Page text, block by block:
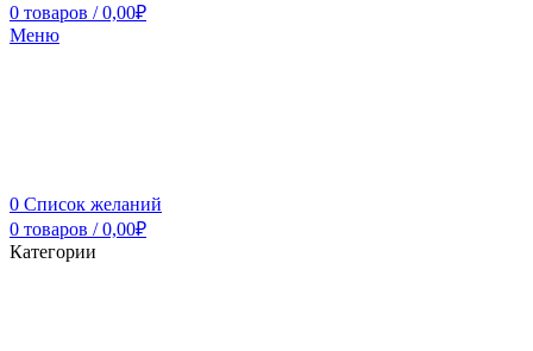
0 товаров / 0,00₽
Меню
0 Список желаний
0 товаров / 0,00₽
Категории